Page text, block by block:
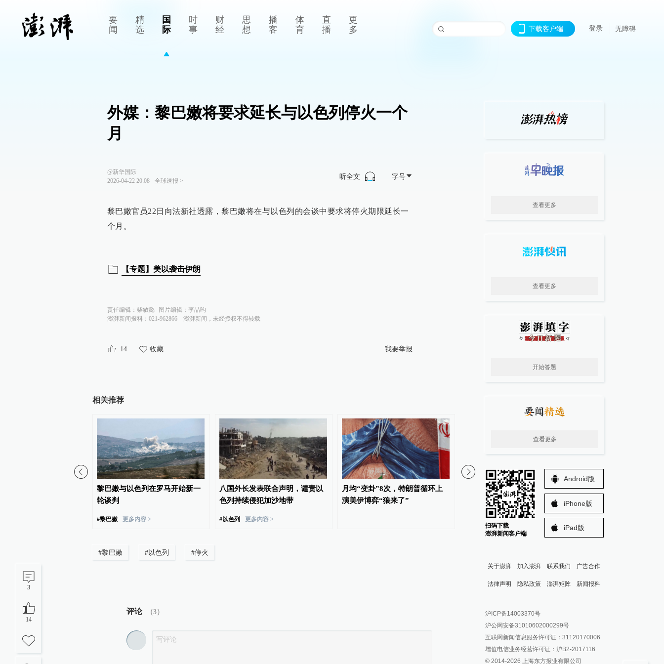
要
闻
精
选
国
际
时
事
财
经
思
想
播
客
体
育
直
播
更
多
下载客户端 登录 无障碍
3
14
外媒：黎巴嫩将要求延长与以色列停火一个
月
@新华国际
2026-04-22 20:08
全球速报 >
听全文 字号
黎巴嫩官员22日向法新社透露，黎巴嫩将在与以色列的会谈中要求将停火期限延长一
个月。
【专题】美以袭击伊朗
责任编辑： 柴敏懿 图片编辑： 李晶昀
澎湃新闻报料：021-962866
澎湃新闻，未经授权不得转载
14 收藏 我要举报
相关推荐
黎巴嫩与以色列在罗马开始新一
轮谈判
#黎巴嫩 更多内容 >
八国外长发表联合声明，谴责以
色列持续侵犯加沙地带
#以色列 更多内容 >
月均“变卦”8次，特朗普循环上
演美伊博弈“狼来了”
以色列极右翼政客竟称不存在巴
勒斯坦人
再度反转！特朗普宣布
重启谈判，伊朗：没有
#黎巴嫩 #以色列 #停火
评论 （3）
查看更多
查看更多
开始答题
查看更多
扫码下载
澎湃新闻客户端
Android版
iPhone版
iPad版
关于澎湃 加入澎湃 联系我们 广告合作
法律声明 隐私政策 澎湃矩阵
澎湃新闻公众号
澎湃新闻抖音号
派生万物开放平台
IP SHANGHAI
新闻报料
报料邮箱: news@thepaper.cn
沪ICP备14003370号
沪公网安备31010602000299号
互联网新闻信息服务许可证：31120170006
增值电信业务经营许可证：沪B2-2017116
© 2014-2026 上海东方报业有限公司